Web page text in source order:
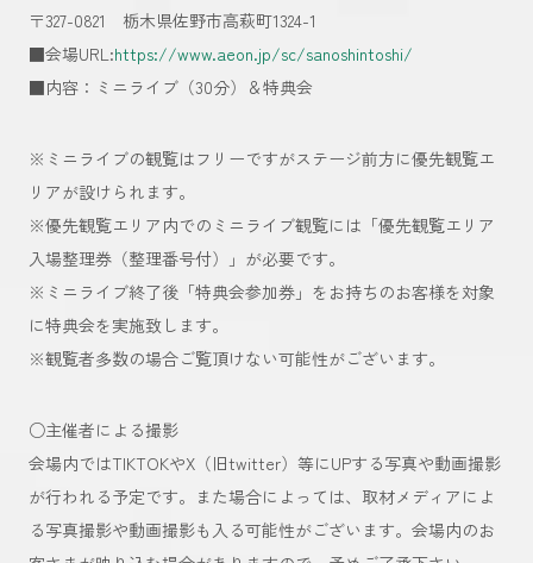
〒327-0821 栃木県佐野市高萩町1324-1
■会場URL:https://www.aeon.jp/sc/sanoshintoshi/
■内容：ミニライブ（30分）＆特典会
※ミニライブの観覧はフリーですがステージ前方に優先観覧エ
リアが設けられます。
※優先観覧エリア内でのミニライブ観覧には「優先観覧エリア
入場整理券（整理番号付）」が必要です。
※ミニライブ終了後「特典会参加券」をお持ちのお客様を対象
に特典会を実施致します。
※観覧者多数の場合ご覧頂けない可能性がございます。
○主催者による撮影
会場内ではTIKTOKやX（旧twitter）等にUPする写真や動画撮影
が行われる予定です。また場合によっては、取材メディアによ
る写真撮影や動画撮影も入る可能性がございます。会場内のお